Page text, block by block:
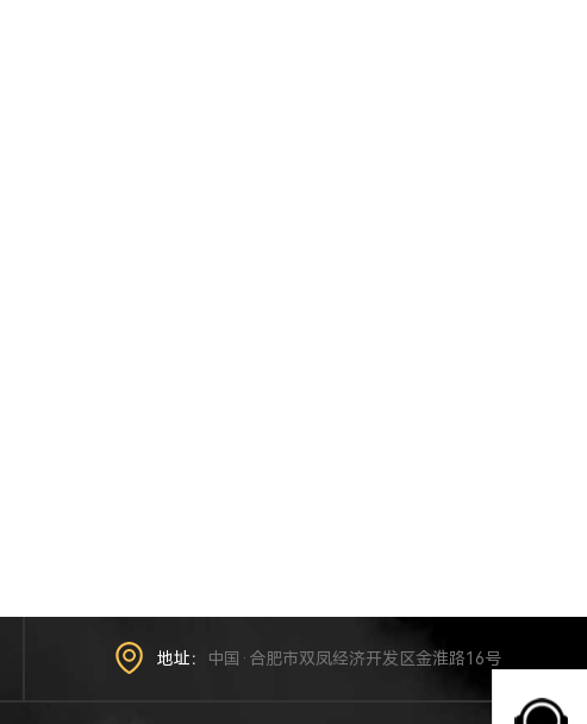
地址： 中国·合肥市双凤经济开发区金淮路16号